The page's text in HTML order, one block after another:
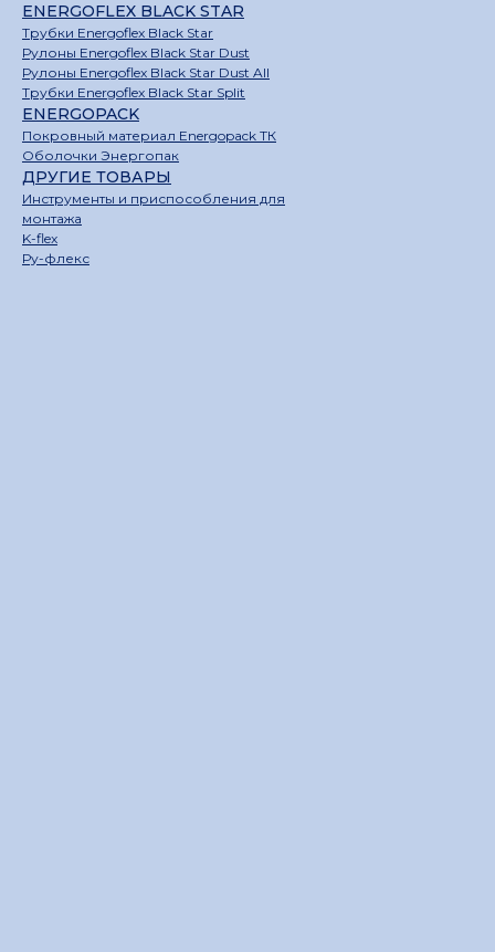
ENERGOFLEX BLACK STAR
Трубки Energoflex Black Star
Рулоны Energoflex Black Star Dust
Рулоны Energoflex Black Star Dust All
Трубки Energoflex Black Star Split
ENERGOPACK
Покровный материал Energopack ТК
Оболочки Энергопак
ДРУГИЕ ТОВАРЫ
Инструменты и приспособления для
монтажа
K-flex
Ру-флекс